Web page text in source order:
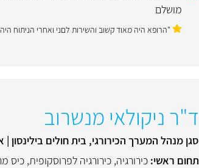
מושלם
"הרופא היה מאוד קשוב והשירות לםני ואחרי הניתוח
ד"ר ניקולאי מנשרוב
סגן מנהל המערך הכירורגי, בית חולים
תחום ראשי: כירורגיה, כירורגיה לפרוסקופית, כיס